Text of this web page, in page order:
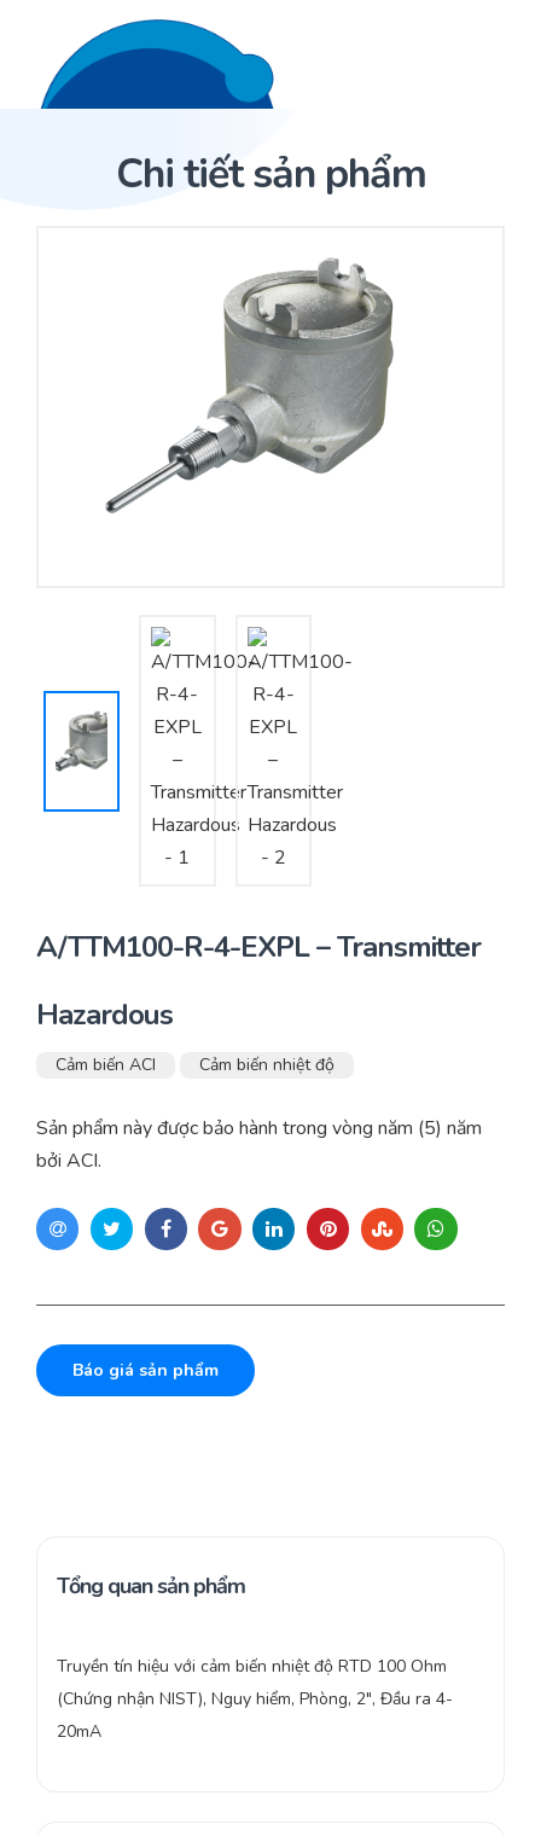
Trang Chủ
Nhà phân phối cảm biến
Nhà sản xuất thiết bị điều khiển
Cung cấp giải pháp quản lý cho toà nhà (BMS)
Tư vấn thiết kế, thi công tủ điều khiển
Thi công – Lắp đặt hệ thống HVAC
Chi tiết sản phẩm
A/TTM100-R-4-EXPL – Transmitter
Hazardous
Cảm biến ACI Cảm biến nhiệt độ
Sản phẩm này được bảo hành trong vòng năm (5) năm
bởi ACI.
Báo giá sản phẩm
Tổng quan sản phẩm
Truyền tín hiệu với cảm biến nhiệt độ RTD 100 Ohm
(Chứng nhận NIST), Nguy hiểm, Phòng, 2″, Đầu ra 4-
20mA